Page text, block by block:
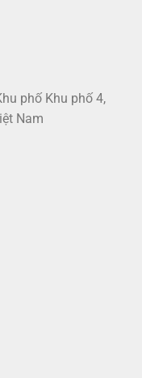
phố Khu phố 4,
Nam